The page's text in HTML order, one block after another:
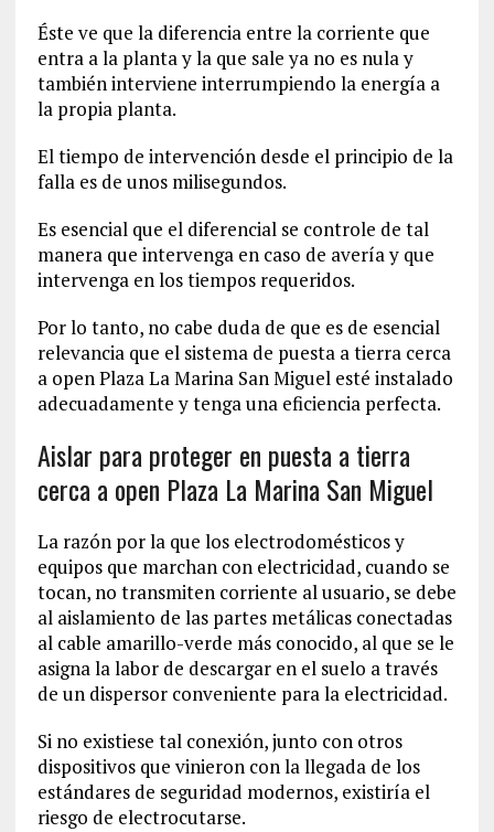
Éste ve que la diferencia entre la corriente que
entra a la planta y la que sale ya no es nula y
también interviene interrumpiendo la energía a
la propia planta.
El tiempo de intervención desde el principio de la
falla es de unos milisegundos.
Es esencial que el diferencial se controle de tal
manera que intervenga en caso de avería y que
intervenga en los tiempos requeridos.
Por lo tanto, no cabe duda de que es de esencial
relevancia que el sistema de puesta a tierra cerca
a open Plaza La Marina San Miguel esté instalado
adecuadamente y tenga una eficiencia perfecta.
Aislar para proteger en puesta a tierra
cerca a open Plaza La Marina San Miguel
La razón por la que los electrodomésticos y
equipos que marchan con electricidad, cuando se
tocan, no transmiten corriente al usuario, se debe
al aislamiento de las partes metálicas conectadas
al cable amarillo-verde más conocido, al que se le
asigna la labor de descargar en el suelo a través
de un dispersor conveniente para la electricidad.
Si no existiese tal conexión, junto con otros
dispositivos que vinieron con la llegada de los
estándares de seguridad modernos, existiría el
riesgo de electrocutarse.